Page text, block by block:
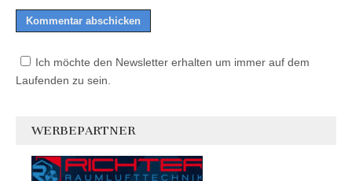
Ich möchte den Newsletter erhalten um immer auf dem
Laufenden zu sein.
WERBEPARTNER